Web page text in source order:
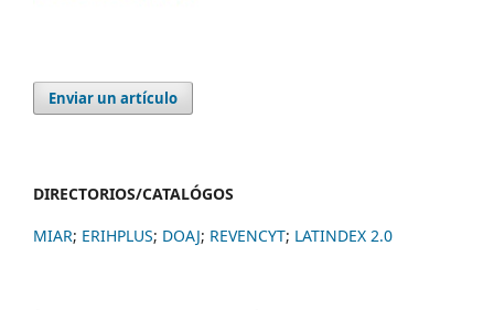
Enviar un artículo
DIRECTORIOS/CATALÓGOS
MIAR; ERIHPLUS; DOAJ; REVENCYT; LATINDEX 2.0